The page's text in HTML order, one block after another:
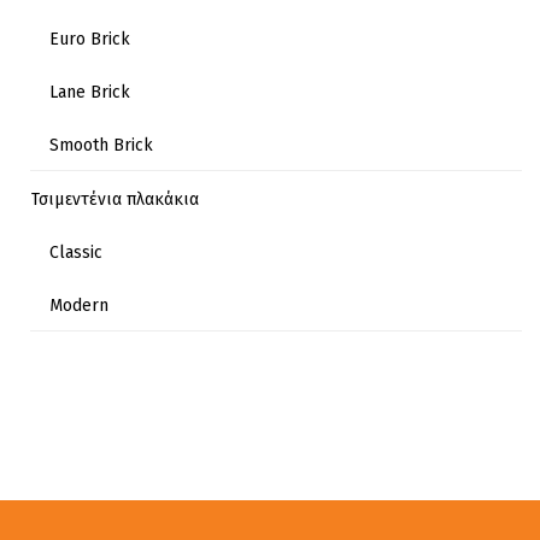
Euro Brick
Lane Brick
Smooth Brick
Τσιμεντένια πλακάκια
Classic
Modern